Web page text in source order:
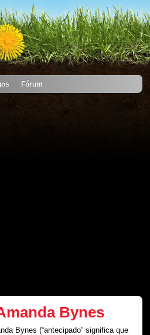
Fórum
Bynes
Bynes (“antecipado” significa que